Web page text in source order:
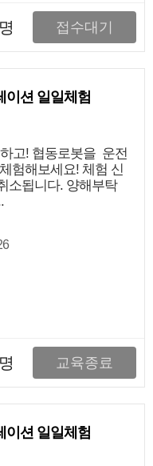
접수대기
이션 일일체험
고! 협동로봇을 운전
험해보세요! 체험 신
소됩니다. 양해부탁
교육종료
이션 일일체험